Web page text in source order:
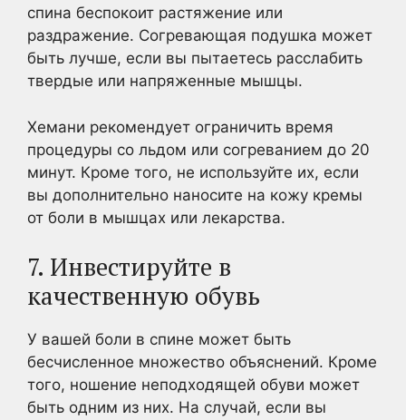
спина беспокоит растяжение или
раздражение. Согревающая подушка может
быть лучше, если вы пытаетесь расслабить
твердые или напряженные мышцы.
Хемани рекомендует ограничить время
процедуры со льдом или согреванием до 20
минут. Кроме того, не используйте их, если
вы дополнительно наносите на кожу кремы
от боли в мышцах или лекарства.
7. Инвестируйте в
качественную обувь
У вашей боли в спине может быть
бесчисленное множество объяснений. Кроме
того, ношение неподходящей обуви может
быть одним из них. На случай, если вы